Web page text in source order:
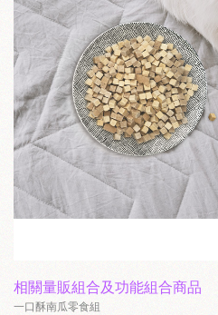
相關量販組合及功能組合商品
一口酥南瓜零食組